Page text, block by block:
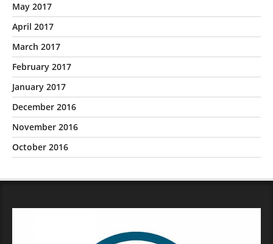
May 2017
April 2017
March 2017
February 2017
January 2017
December 2016
November 2016
October 2016